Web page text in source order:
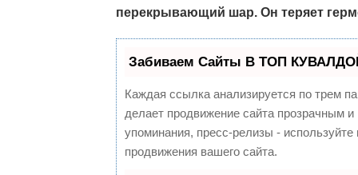
перекрывающий шар. Он теряет
Забиваем Сайты В ТОП
Каждая ссылка анализируется по трем
делает продвижение сайта прозрачным
упоминания, пресс-релизы -
продвижения вашего сайта.